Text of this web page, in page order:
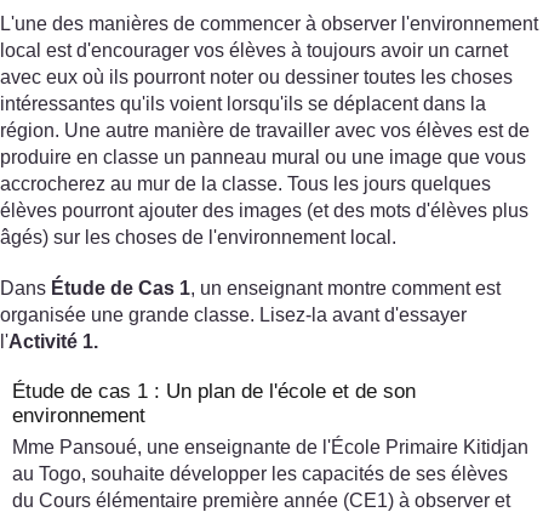
L'une des manières de commencer à observer l'environnement
local est d'encourager vos élèves à toujours avoir un carnet
avec eux où ils pourront noter ou dessiner toutes les choses
intéressantes qu'ils voient lorsqu'ils se déplacent dans la
région. Une autre manière de travailler avec vos élèves est de
produire en classe un panneau mural ou une image que vous
accrocherez au mur de la classe. Tous les jours quelques
élèves pourront ajouter des images (et des mots d'élèves plus
âgés) sur les choses de l'environnement local.
Dans Étude de Cas 1, un enseignant montre comment est
organisée une grande classe. Lisez-la avant d'essayer
l'Activité 1.
Étude de cas 1 : Un plan de l'école et de son
environnement
Mme Pansoué, une enseignante de l'École Primaire Kitidjan
au Togo, souhaite développer les capacités de ses élèves
du Cours élémentaire première année (CE1) à observer et